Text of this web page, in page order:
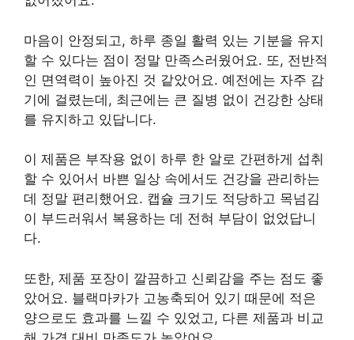
마음이 안정되고, 하루 종일 활력 있는 기분을 유지
할 수 있다는 점이 정말 만족스러웠어요. 또, 전반적
인 면역력이 높아진 것 같았어요. 예전에는 자주 감
기에 걸렸는데, 최근에는 큰 질병 없이 건강한 상태
를 유지하고 있답니다.
이 제품은 부작용 없이 하루 한 알로 간편하게 섭취
할 수 있어서 바쁜 일상 속에서도 건강을 관리하는
데 정말 편리했어요. 캡슐 크기도 적당하고 목넘김
이 부드러워서 복용하는 데 전혀 부담이 없었답니
다.
또한, 제품 포장이 깔끔하고 신뢰감을 주는 점도 좋
았어요. 블랙마카가 고농축되어 있기 때문에 적은
양으로도 효과를 느낄 수 있었고, 다른 제품과 비교